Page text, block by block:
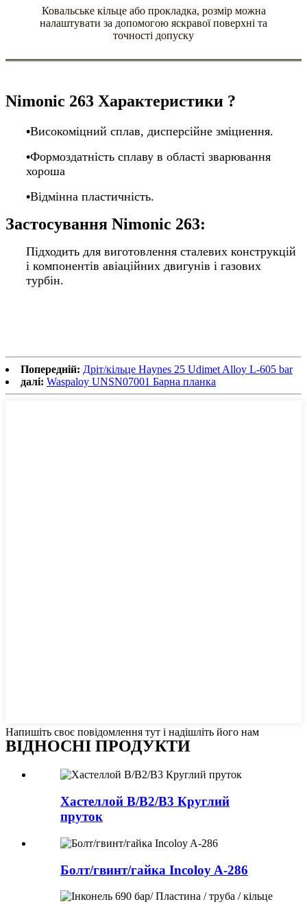
Ковальське кільце або прокладка, розмір можна
налаштувати за допомогою яскравої поверхні та
точності допуску
Nimonic 263 Характеристики ?
•Високоміцний сплав, дисперсійне зміцнення.
•Формоздатність сплаву в області зварювання
хороша
•Відмінна пластичність.
Застосування Nimonic 263:
Підходить для виготовлення сталевих конструкцій
і компонентів авіаційних двигунів і газових
турбін.
Попередній: Дріт/кільце Haynes 25 Udimet Alloy L-605 bar
далі: Waspaloy UNSN07001 Барна планка
Напишіть своє повідомлення тут і надішліть його нам
ВІДНОСНІ ПРОДУКТИ
Хастеллой B/B2/B3 Круглий
пруток
Болт/гвинт/гайка Incoloy A-286